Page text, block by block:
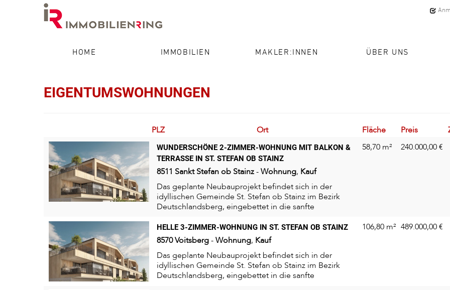
HOME IMMOBILIEN MAKLER:INNEN ÜBER UNS
EIGENTUMSWOHNUNGEN
PLZ Ort Fläche Preis
WUNDERSCHÖNE 2-ZIMMER-WOHNUNG MIT BALKON &
TERRASSE IN ST. STEFAN OB STAINZ
8511 Sankt Stefan ob Stainz-Wohnung, Kauf
Das geplante Neubauprojekt befindet sich in der
idyllischen Gemeinde St. Stefan ob Stainz im Bezirk
Deutschlandsberg, eingebettet in die sanfte
58,70 m² 240.000,00€
HELLE 3-ZIMMER-WOHNUNG IN ST. STEFAN OB STAINZ
8570Voitsberg-Wohnung, Kauf
Das geplante Neubauprojekt befindet sich in der
idyllischen Gemeinde St. Stefan ob Stainz im Bezirk
Deutschlandsberg, eingebettet in die sanfte
106,80 m² 489.000,00€